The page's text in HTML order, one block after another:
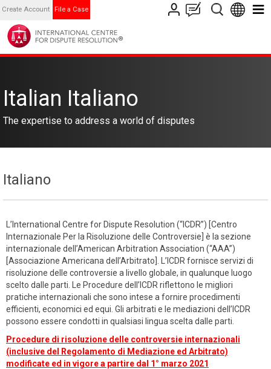
Create Account File a Case
Italian Italiano
The expertise to address a world of disputes
Italiano
L’International Centre for Dispute Resolution (“ICDR”) [Centro
Internazionale Per la Risoluzione delle Controversie] è la sezione
internazionale dell’American Arbitration Association (“AAA”)
[Associazione Americana dell’Arbitrato]. L’ICDR fornisce servizi di
risoluzione delle controversie a livello globale, in qualunque luogo
scelto dalle parti. Le Procedure dell’ICDR riflettono le migliori
pratiche internazionali che sono intese a fornire procedimenti
efficienti, economici ed equi. Gli arbitrati e le mediazioni dell’ICDR
possono essere condotti in qualsiasi lingua scelta dalle parti.
Procedure di risoluzione delle controversie internazionali
(inclusive del Regolamento di Mediazione ed Arbitrato)
modificate ed in vigore a partire dal 1° marzo 2021